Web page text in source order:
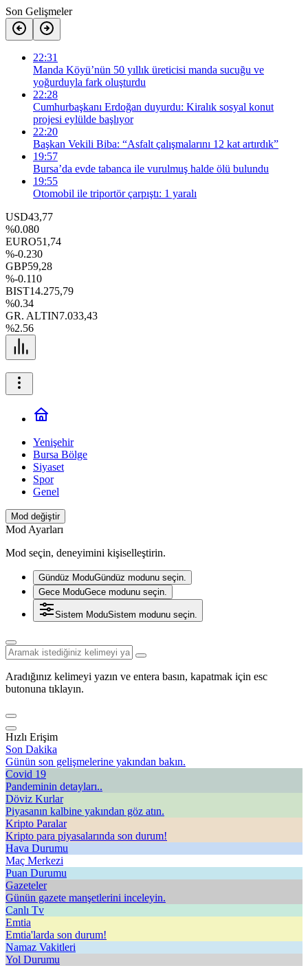
Son Gelişmeler
22:31
Manda Köyü’nün 50 yıllık üreticisi manda sucuğu ve
yoğurduyla fark oluşturdu
22:28
Cumhurbaşkanı Erdoğan duyurdu: Kiralık sosyal konut
projesi eylülde başlıyor
22:20
Başkan Vekili Biba: “Asfalt çalışmalarını 12 kat artırdık”
19:57
Bursa’da evde tabanca ile vurulmuş halde ölü bulundu
19:55
Otomobil ile triportör çarpıştı: 1 yaralı
USD43,77
%0.080
EURO51,74
%-0.230
GBP59,28
%-0.110
BIST14.275,79
%0.34
GR. ALTIN7.033,43
%2.56
Yenişehir
Bursa Bölge
Siyaset
Spor
Genel
Mod değiştir
Mod Ayarları
Mod seçin, deneyimini kişiselleştirin.
Gündüz ModuGündüz modunu seçin.
Gece ModuGece modunu seçin.
Sistem ModuSistem modunu seçin.
Aradığınız kelimeyi yazın ve entera basın, kapatmak için esc
butonuna tıklayın.
Hızlı Erişim
Son Dakika
Günün son gelişmelerine yakından bakın.
Covid 19
Pandeminin detayları..
Döviz Kurlar
Piyasanın kalbine yakından göz atın.
Kripto Paralar
Kripto para piyasalarında son durum!
Hava Durumu
Maç Merkezi
Puan Durumu
Gazeteler
Günün gazete manşetlerini inceleyin.
Canlı Tv
Emtia
Emtia'larda son durum!
Namaz Vakitleri
Yol Durumu